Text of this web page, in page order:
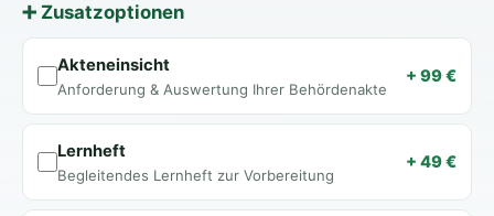
➕ Zusatzoptionen
Akteneinsicht
Anforderung & Auswertung Ihrer Behördenakte
+ 99 €
Lernheft
Begleitendes Lernheft zur Vorbereitung
+ 49 €